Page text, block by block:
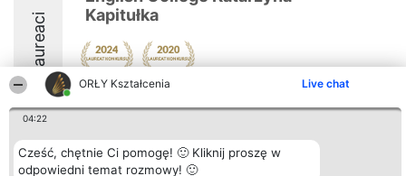
ORŁY Kształcenia Live chat
04:22
Cześć, chętnie Ci pomogę! 🙂 Kliknij proszę w
odpowiedni temat rozmowy! 🙂
Laureaci
Kapitułka
8.5
Organizator plebiscytu Plebiscyt